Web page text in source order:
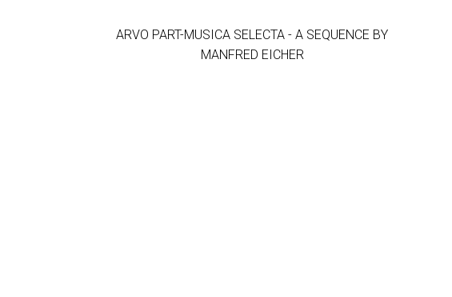
ARVO PART-MUSICA SELECTA - A SEQUENCE BY
MANFRED EICHER